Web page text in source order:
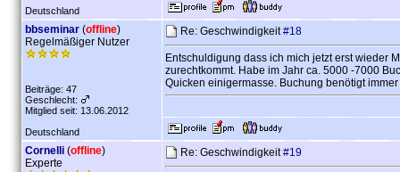
Deutschland
bbseminar (offline)
Regelmäßiger Nutzer
Beiträge: 47
Geschlecht:
Mitglied seit: 13.06.2012
Deutschland
Re: Geschwindigkeit#18
Entschuldigung dass ich mich jetzt erst wieder
zurechtkommt. Habe im Jahr ca. 5000 -7000
Quicken einigermasse. Buchung benötigt
Cornelli (offline)
Experte
Re: Geschwindigkeit#19